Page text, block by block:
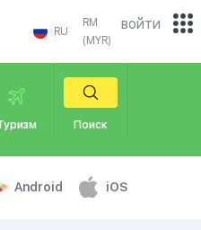
RU
RM
(MYR)
Поиск
Android iOS
войти